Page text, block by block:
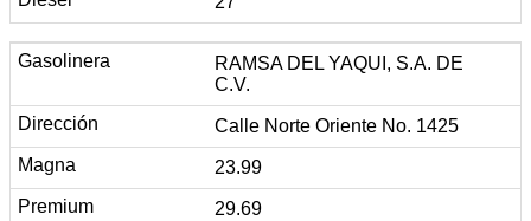
RAMSA DEL YAQUI, S.A. DE
C.V.
Calle Norte Oriente No. 1425
23.99
29.69